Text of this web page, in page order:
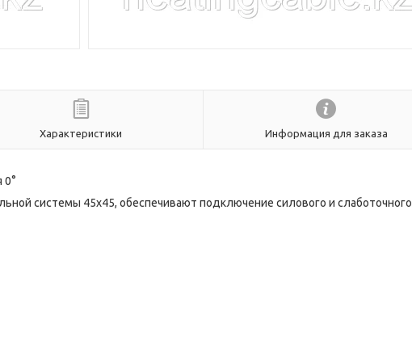
Характеристики Информация для заказа
0°
системы 45х45, обеспечивают подключение силового и слаботочного